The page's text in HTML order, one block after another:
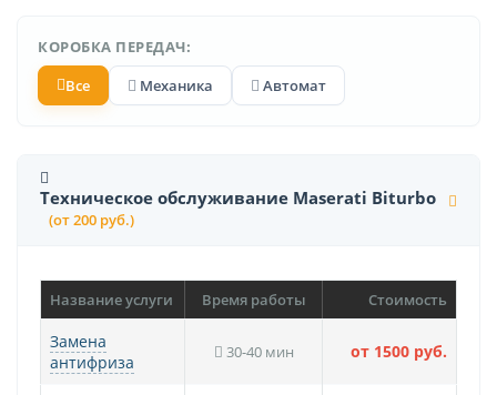
КОРОБКА ПЕРЕДАЧ:
Все
Механика Автомат
Техническое обслуживание Maserati Biturbo
(от 200 руб.)
Название услуги Время работы Стоимость
Замена
антифриза
30-40 мин от 1500 руб.